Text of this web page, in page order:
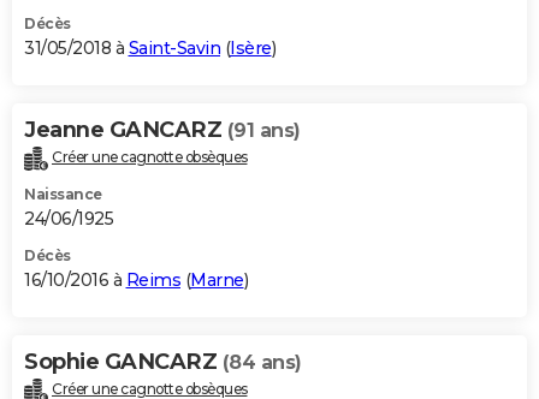
Décès
31/05/2018 à Saint-Savin (Isère)
Jeanne GANCARZ (91 ans)
Créer une cagnotte obsèques
Naissance
24/06/1925
Décès
16/10/2016 à Reims (Marne)
Sophie GANCARZ (84 ans)
Créer une cagnotte obsèques